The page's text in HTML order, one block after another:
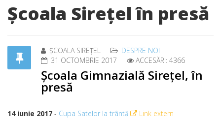
Școala Sirețel în presă
ȘCOALA SIREȚEL
DESPRE NOI
31 OCTOMBRIE 2017
ACCESĂRI: 4366
Școala Gimnazială Sirețel, în
presă
14 iunie 2017 - Cupa Satelor la trântă
Link extern